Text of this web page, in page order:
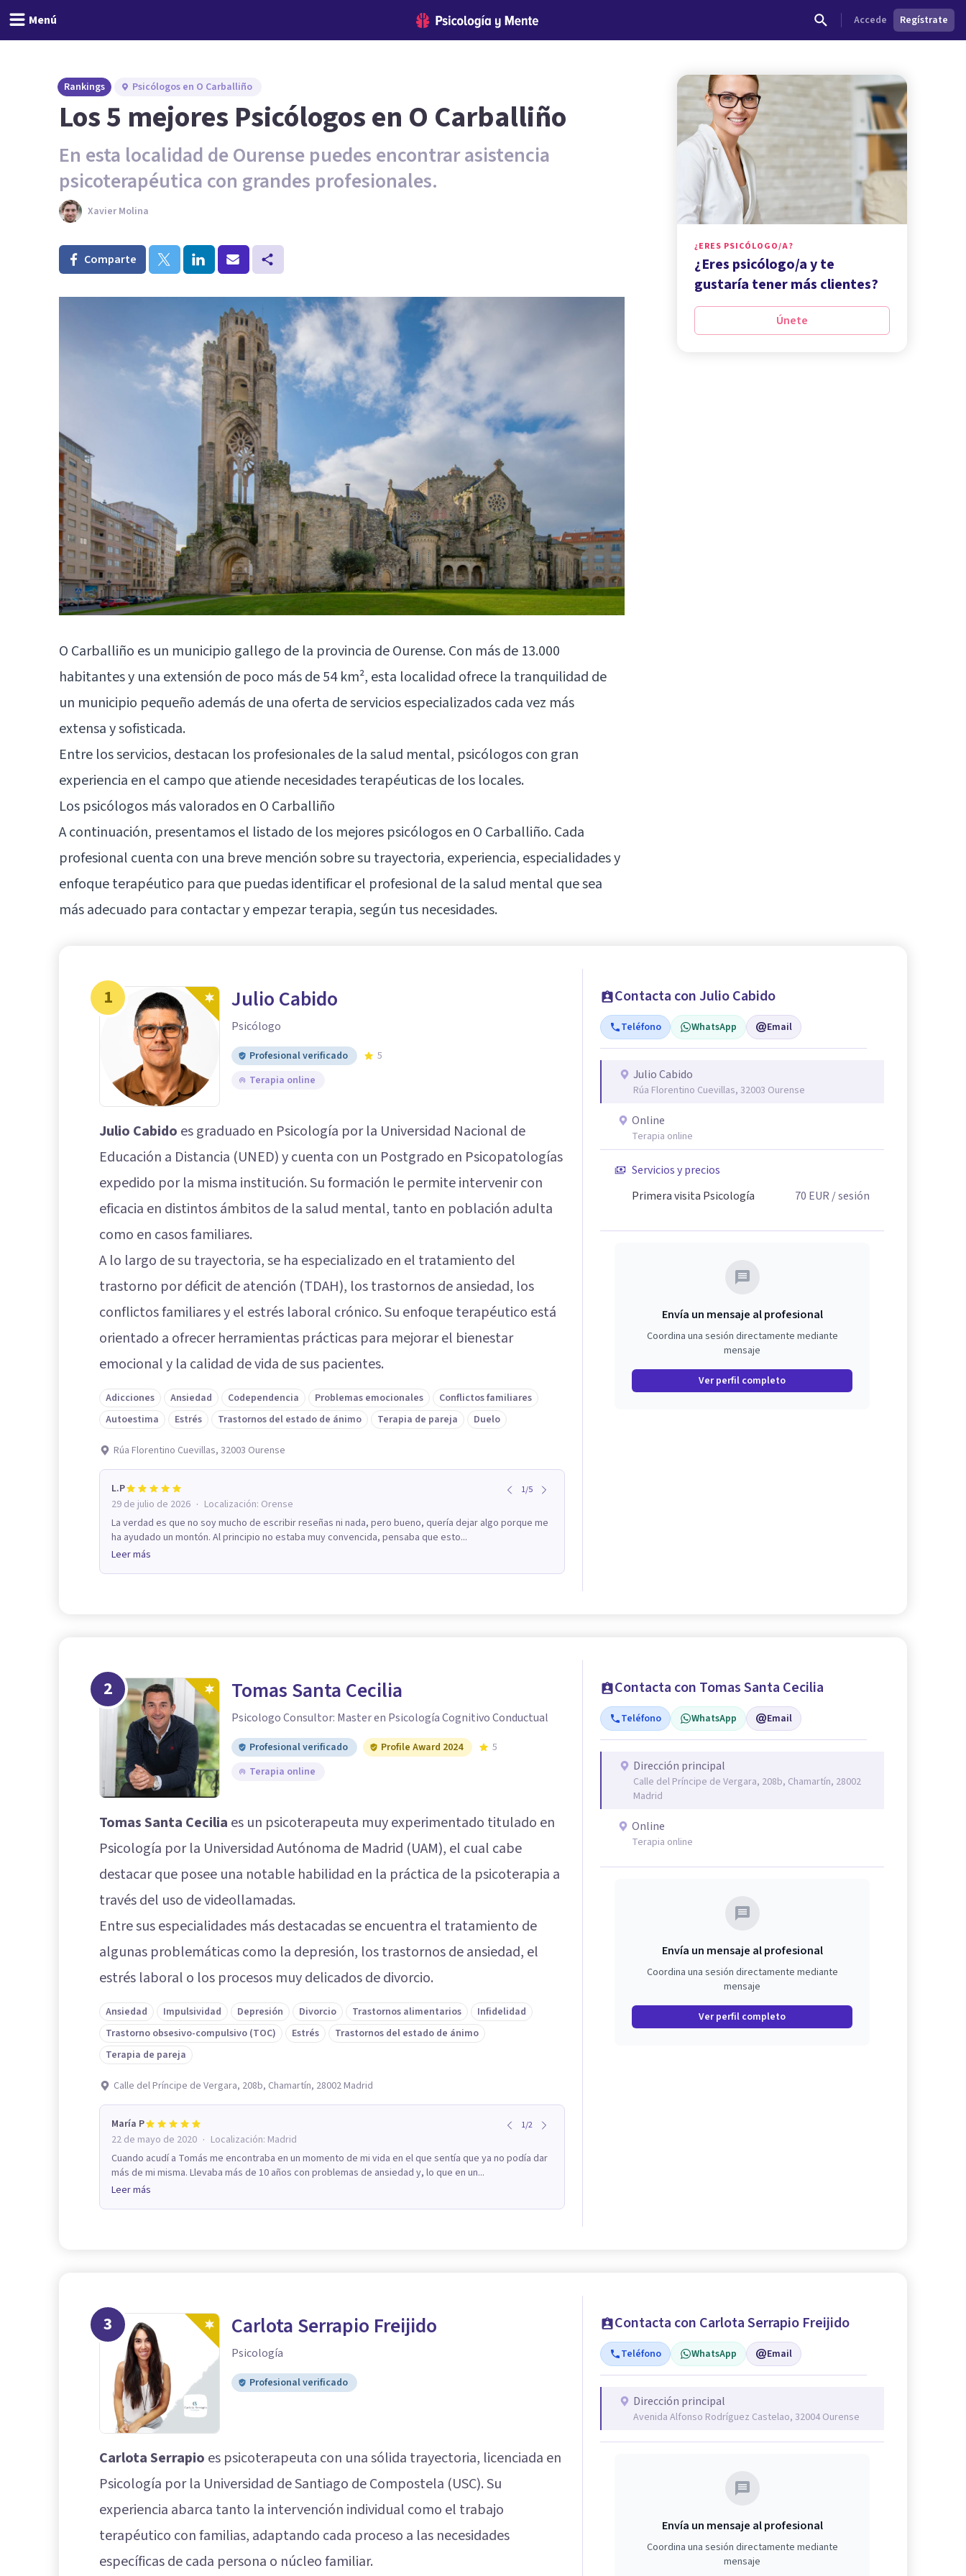
Menú Accede Regístrate
Rankings Psicólogos en O Carballiño
Los 5 mejores Psicólogos en O Carballiño
En esta localidad de Ourense puedes encontrar asistencia
psicoterapéutica con grandes profesionales.
Xavier Molina
Comparte
O Carballiño es un municipio gallego de la provincia de Ourense. Con más de 13.000
habitantes y una extensión de poco más de 54 km², esta localidad ofrece la tranquilidad de
un municipio pequeño además de una oferta de servicios especializados cada vez más
extensa y sofisticada.
Entre los servicios, destacan los profesionales de la salud mental, psicólogos con gran
experiencia en el campo que atiende necesidades terapéuticas de los locales.
Los psicólogos más valorados en O Carballiño
A continuación, presentamos el listado de los mejores psicólogos en O Carballiño. Cada
profesional cuenta con una breve mención sobre su trayectoria, experiencia, especialidades y
enfoque terapéutico para que puedas identificar el profesional de la salud mental que sea
más adecuado para contactar y empezar terapia, según tus necesidades.
¿ERES PSICÓLOGO/A?
¿Eres psicólogo/a y te
gustaría tener más clientes?
Únete
1 Julio Cabido
Psicólogo
Profesional verificado
5
Terapia online
Julio Cabido es graduado en Psicología por la Universidad Nacional de
Educación a Distancia (UNED) y cuenta con un Postgrado en Psicopatologías
expedido por la misma institución. Su formación le permite intervenir con
eficacia en distintos ámbitos de la salud mental, tanto en población adulta
como en casos familiares.
A lo largo de su trayectoria, se ha especializado en el tratamiento del
trastorno por déficit de atención (TDAH), los trastornos de ansiedad, los
conflictos familiares y el estrés laboral crónico. Su enfoque terapéutico está
orientado a ofrecer herramientas prácticas para mejorar el bienestar
emocional y la calidad de vida de sus pacientes.
Adicciones Ansiedad Codependencia Problemas emocionales
Conflictos familiares
Autoestima
Estrés Trastornos del estado de ánimo Terapia de pareja Duelo
Rúa Florentino Cuevillas, 32003 Ourense
L.P 1/5
29 de julio de 2026 · Localización: Orense
La verdad es que no soy mucho de escribir reseñas ni nada, pero bueno, quería dejar algo porque me
ha ayudado un montón. Al principio no estaba muy convencida, pensaba que esto...
Leer más
Contacta con Julio Cabido
Teléfono WhatsApp Email
Julio Cabido
Rúa Florentino Cuevillas, 32003 Ourense
Online
Terapia online
Servicios y precios
Primera visita Psicología
70 EUR / sesión
Envía un mensaje al profesional
Coordina una sesión directamente mediante
mensaje
Ver perfil completo
2 Tomas Santa Cecilia
Psicologo Consultor: Master en Psicología Cognitivo Conductual
Profesional verificado Profile Award 2024
5
Terapia online
Tomas Santa Cecilia es un psicoterapeuta muy experimentado titulado en
Psicología por la Universidad Autónoma de Madrid (UAM), el cual cabe
destacar que posee una notable habilidad en la práctica de la psicoterapia a
través del uso de videollamadas.
Entre sus especialidades más destacadas se encuentra el tratamiento de
algunas problemáticas como la depresión, los trastornos de ansiedad, el
estrés laboral o los procesos muy delicados de divorcio.
Ansiedad Impulsividad Depresión Divorcio Trastornos alimentarios
Infidelidad
Trastorno obsesivo-compulsivo (TOC)
Estrés
Trastornos del estado de ánimo
Terapia de pareja
Calle del Príncipe de Vergara, 208b, Chamartín, 28002 Madrid
María P 1/2
22 de mayo de 2020 · Localización: Madrid
Cuando acudí a Tomás me encontraba en un momento de mi vida en el que sentía que ya no podía dar
más de mi misma. Llevaba más de 10 años con problemas de ansiedad y, lo que en un...
Leer más
Contacta con Tomas Santa Cecilia
Teléfono WhatsApp Email
Dirección principal
Calle del Príncipe de Vergara, 208b, Chamartín, 28002
Madrid
Online
Terapia online
Envía un mensaje al profesional
Coordina una sesión directamente mediante
mensaje
Ver perfil completo
3 Carlota Serrapio Freijido
Psicología
Profesional verificado
Carlota Serrapio es psicoterapeuta con una sólida trayectoria, licenciada en
Psicología por la Universidad de Santiago de Compostela (USC). Su
experiencia abarca tanto la intervención individual como el trabajo
terapéutico con familias, adaptando cada proceso a las necesidades
específicas de cada persona o núcleo familiar.
Contacta con Carlota Serrapio Freijido
Teléfono WhatsApp Email
Dirección principal
Avenida Alfonso Rodríguez Castelao, 32004 Ourense
Envía un mensaje al profesional
Coordina una sesión directamente mediante
mensaje